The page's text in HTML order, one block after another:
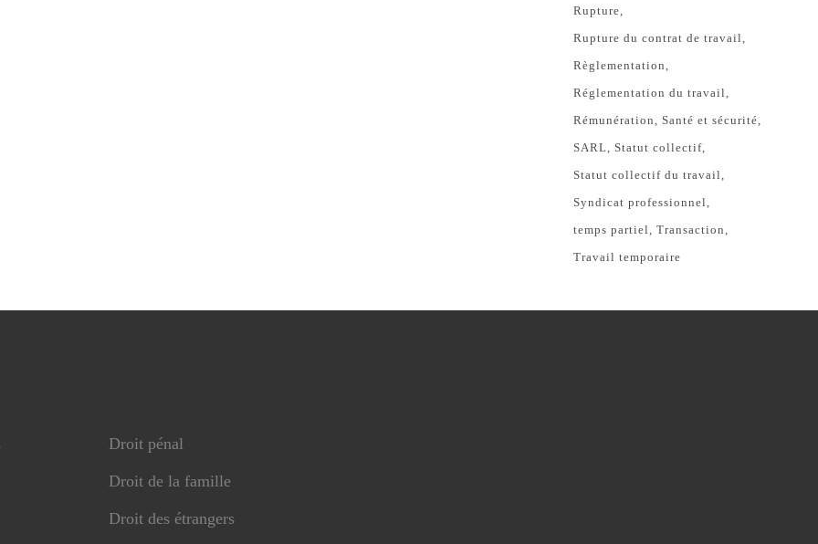
Rupture
Rupture du contrat de travail
Règlementation
Réglementation du travail
Rémunération
Santé et sécurité
SARL
Statut collectif
Statut collectif du travail
Syndicat professionnel
temps partiel
Transaction
Travail temporaire
Droit pénal
Droit de la famille
Droit des étrangers